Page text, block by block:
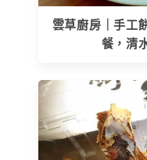
雲草廚房｜手工
餐，清